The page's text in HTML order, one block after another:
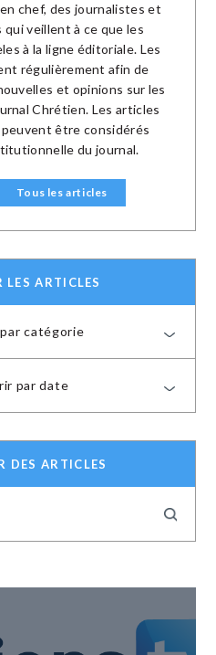
chef, des journalistes et
veillent à ce que les
à la ligne éditoriale. Les
régulièrement afin de
et opinions sur les
Chrétien. Les articles
être considérés
du journal.
Tous les articles
LES ARTICLES
catégorie
par date
DES ARTICLES